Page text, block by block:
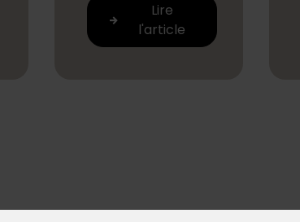
Lire
l'article